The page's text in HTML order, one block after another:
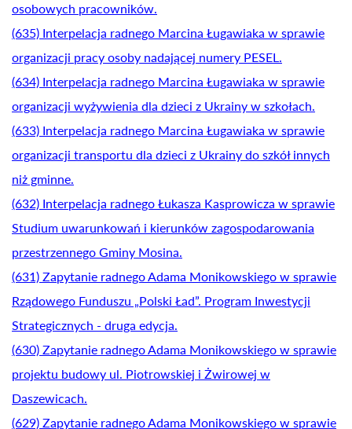
osobowych pracowników.
(635) Interpelacja radnego Marcina Ługawiaka w sprawie
organizacji pracy osoby nadającej numery PESEL.
(634) Interpelacja radnego Marcina Ługawiaka w sprawie
organizacji wyżywienia dla dzieci z Ukrainy w szkołach.
(633) Interpelacja radnego Marcina Ługawiaka w sprawie
organizacji transportu dla dzieci z Ukrainy do szkół innych
niż gminne.
(632) Interpelacja radnego Łukasza Kasprowicza w sprawie
Studium uwarunkowań i kierunków zagospodarowania
przestrzennego Gminy Mosina.
(631) Zapytanie radnego Adama Monikowskiego w sprawie
Rządowego Funduszu „Polski Ład”. Program Inwestycji
Strategicznych - druga edycja.
(630) Zapytanie radnego Adama Monikowskiego w sprawie
projektu budowy ul. Piotrowskiej i Żwirowej w
Daszewicach.
(629) Zapytanie radnego Adama Monikowskiego w sprawie